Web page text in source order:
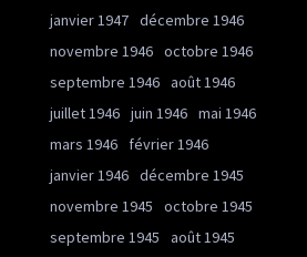
janvier 1947 décembre 1946
novembre 1946 octobre 1946
septembre 1946 août 1946
juillet 1946 juin 1946 mai 1946
mars 1946
février 1946
janvier 1946 décembre 1945
novembre 1945
octobre 1945
septembre 1945
août 1945